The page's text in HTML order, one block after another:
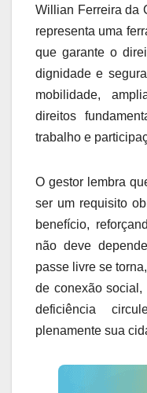
Willian Ferreira da
representa uma
que garante o
dignidade e
mobilidade,
direitos
trabalho e
O gestor lembra
ser um requisito
benefício,
não deve
passe livre se
de conexão
deficiência
plenamente sua